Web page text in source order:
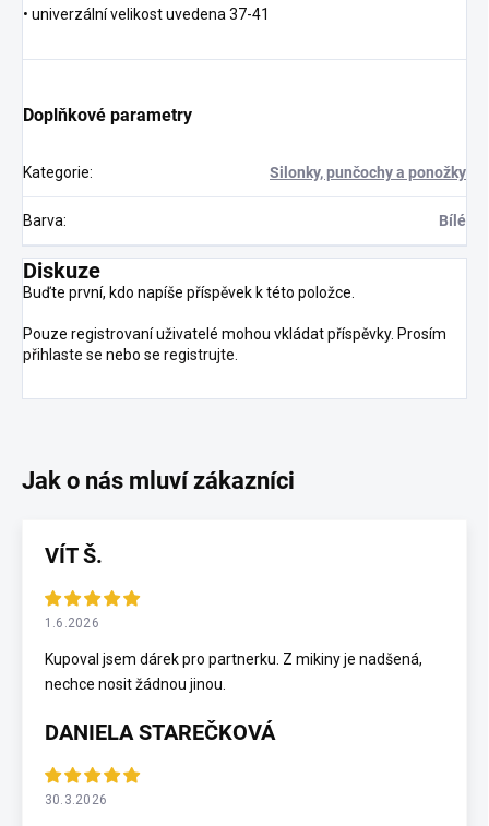
• univerzální velikost uvedena 37-41
Doplňkové parametry
Kategorie: Silonky, punčochy a ponožky
Barva: Bílé
Diskuze
Buďte první, kdo napíše příspěvek k této položce.
Pouze registrovaní uživatelé mohou vkládat příspěvky. Prosím
přihlaste se nebo se registrujte.
VÍT Š.
1.6.2026
Kupoval jsem dárek pro partnerku. Z mikiny je nadšená,
nechce nosit žádnou jinou.
DANIELA STAREČKOVÁ
30.3.2026